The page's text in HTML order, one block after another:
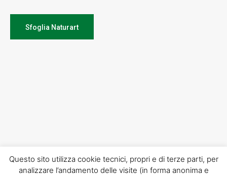
Sfoglia Naturart
Questo sito utilizza cookie tecnici, propri e di terze parti, per
analizzare l’andamento delle visite (in forma anonima e